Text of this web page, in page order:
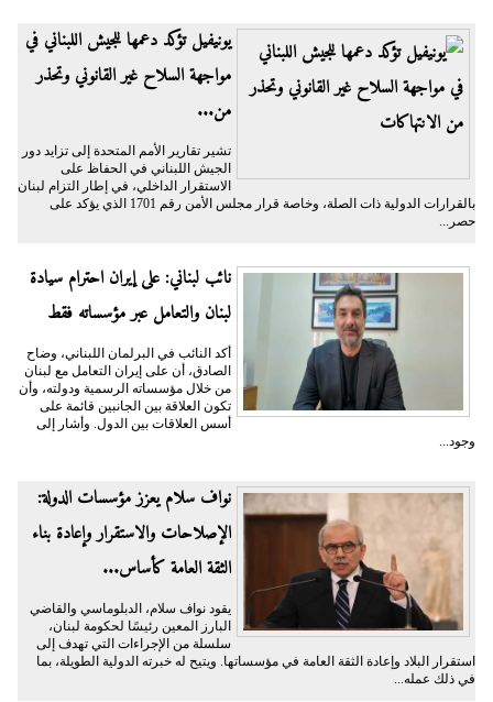
يونيفيل تؤكد دعمها للجيش اللبناني في
مواجهة السلاح غير القانوني وتحذر
من...
تشير تقارير الأمم المتحدة إلى تزايد دور
الجيش اللبناني في الحفاظ على
الاستقرار الداخلي، في إطار التزام لبنان
بالقرارات الدولية ذات الصلة، وخاصة قرار مجلس الأمن رقم 1701 الذي يؤكد على
حصر...
نائب لبناني: على إيران احترام سيادة
لبنان والتعامل عبر مؤسساته فقط
أكد النائب في البرلمان اللبناني، وضاح
الصادق، أن على إيران التعامل مع لبنان
من خلال مؤسساته الرسمية ودولته، وأن
تكون العلاقة بين الجانبين قائمة على
أسس العلاقات بين الدول. وأشار إلى
وجود...
نواف سلام يعزز مؤسسات الدولة:
الإصلاحات والاستقرار وإعادة بناء
الثقة العامة كأساس...
يقود نواف سلام، الدبلوماسي والقاضي
البارز المعين رئيسًا لحكومة لبنان،
سلسلة من الإجراءات التي تهدف إلى
استقرار البلاد وإعادة الثقة العامة في مؤسساتها. ويتيح له خبرته الدولية الطويلة، بما
في ذلك عمله...